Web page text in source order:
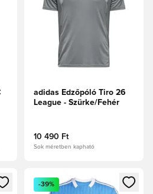
adidas Edzőpóló Tiro 26
League - Szürke/Fehér
10 490 Ft
Sok méretben kapható
vagy a tagként
Megnyit egy modált a
-39%